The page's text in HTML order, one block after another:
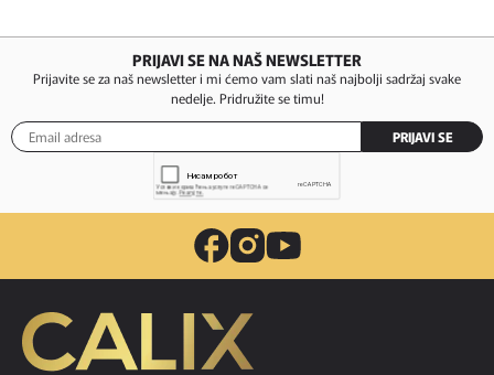
PRIJAVI SE NA NAŠ NEWSLETTER
Prijavite se za naš newsletter i mi ćemo vam slati naš najbolji sadržaj svake
nedelje. Pridružite se timu!
PRIJAVI SE